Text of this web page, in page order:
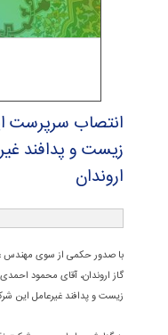
انتصاب سرپرست
زیست و پدافند
اروندان
با صدور حکمی از سوی مهندس
گاز اروندان، آقای محمود
زیست و پدافند غیرعامل این